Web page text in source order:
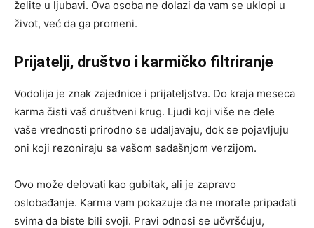
želite u ljubavi. Ova osoba ne dolazi da vam se uklopi u
život, već da ga promeni.
Prijatelji, društvo i karmičko filtriranje
Vodolija je znak zajednice i prijateljstva. Do kraja meseca
karma čisti vaš društveni krug. Ljudi koji više ne dele
vaše vrednosti prirodno se udaljavaju, dok se pojavljuju
oni koji rezoniraju sa vašom sadašnjom verzijom.
Ovo može delovati kao gubitak, ali je zapravo
oslobađanje. Karma vam pokazuje da ne morate pripadati
svima da biste bili svoji. Pravi odnosi se učvršćuju,